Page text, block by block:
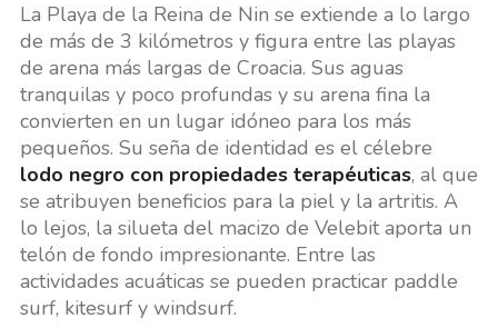
La Playa de la Reina de Nin se extiende a lo largo
de más de 3 kilómetros y figura entre las playas
de arena más largas de Croacia. Sus aguas
tranquilas y poco profundas y su arena fina la
convierten en un lugar idóneo para los más
pequeños. Su seña de identidad es el célebre
lodo negro con propiedades terapéuticas, al que
se atribuyen beneficios para la piel y la artritis. A
lo lejos, la silueta del macizo de Velebit aporta un
telón de fondo impresionante. Entre las
actividades acuáticas se pueden practicar paddle
surf, kitesurf y windsurf.